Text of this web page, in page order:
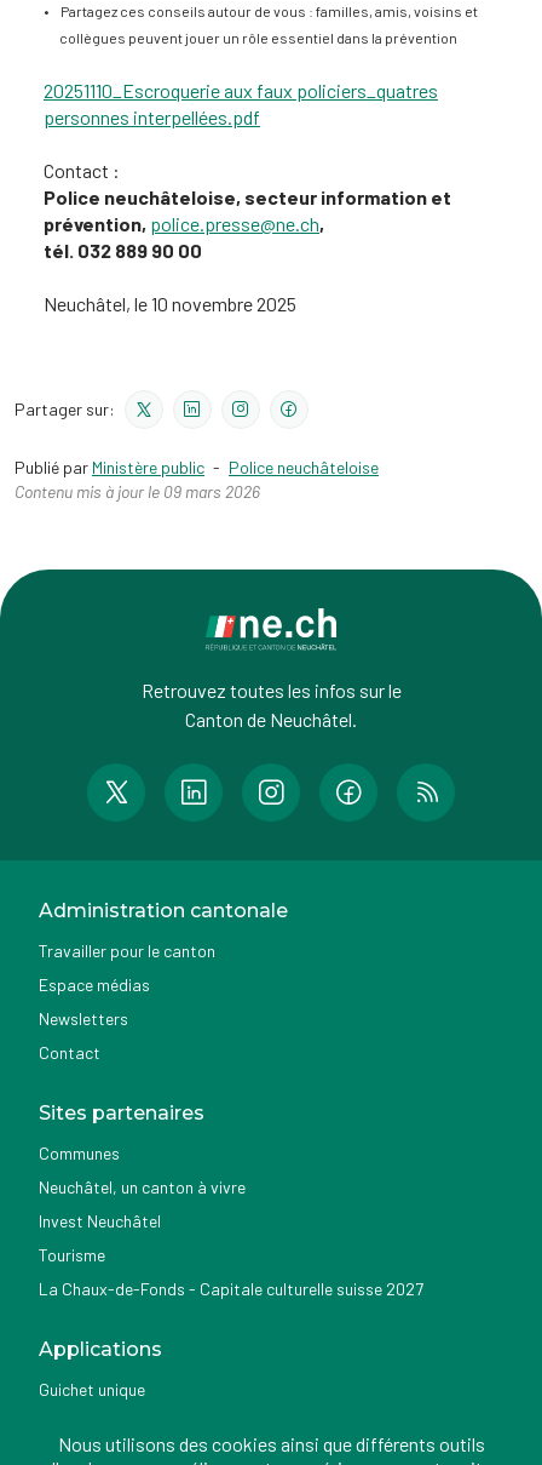
Partagez ces conseils autour de vous : familles, amis, voisins et
collègues peuvent jouer un rôle essentiel dans la prévention
20251110_Escroquerie aux faux policiers_quatres
personnes interpellées.pdf
Contact :
Police neuchâteloise, secteur information et
prévention, police.presse@ne.ch,
tél. 032 889 90 00
Neuchâtel, le 10 novembre 2025
Partager sur:
Publié par Ministère public - Police neuchâteloise
Contenu mis à jour le 09 mars 2026
Retrouvez toutes les infos sur le
Canton de Neuchâtel.
Administration cantonale
Travailler pour le canton
Espace médias
Newsletters
Contact
Sites partenaires
Communes
Neuchâtel, un canton à vivre
Invest Neuchâtel
Tourisme
La Chaux-de-Fonds - Capitale culturelle suisse 2027
Applications
Guichet unique
Nemo news
Nous utilisons des cookies ainsi que différents outils